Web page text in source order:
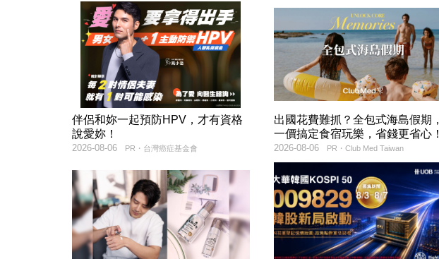
伴侶和妳一起預防HPV，才有資格
說愛妳！
PR・台灣癌症基金會
2026-08-06
出國花費難抓？全包式海島假期，
一價搞定食宿玩樂，省錢更省心！
PR・Club Med Taiwan
2026-08-06